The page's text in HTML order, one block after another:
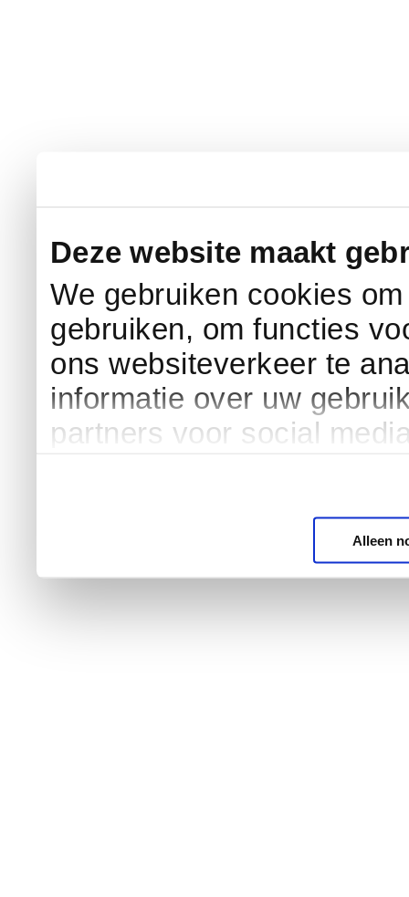
Deze website maakt
We gebruiken cookies
gebruiken, om functies
ons websiteverkeer te
informatie over uw
partners voor social
Alleen